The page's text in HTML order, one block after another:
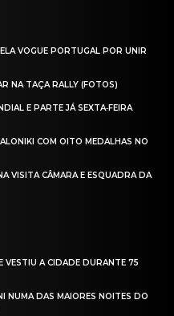
VOGUE PORTUGAL POR UNIR
NA TAÇA RALLY (FOTOS)
E PARTE JÁ SEXTA‑FEIRA
COM OITO MEDALHAS NO
VISITA CÂMARA E ESQUADRA DA
VESTIU A CIDADE DURANTE 75
NUMA DAS MAIORES NOITES DO